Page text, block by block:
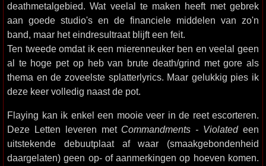
deathmetalgebied. Wat veelal te maken heeft met gebrek
aan goede studio's en de financiele middelen van zo'n
band, maar het eindresultraat blijft een feit.
Ten tweede omdat ik een mierenneuker ben en veelal geen
al te hoge pet op heb van brute death/grind met gore als
thema en de zoveelste splatterlyrics. Maar gelukkig pies ik
deze keer volledig naast de pot.
Flaying kan ik enkel een mooie veer in de reet escorteren.
Deze Letten leveren met Commandments - Violatedeen
uitstekende debuutplaat af waar (smaakgebondenheid
daargelaten) geen op- of aanmerkingen op hoeven komen.